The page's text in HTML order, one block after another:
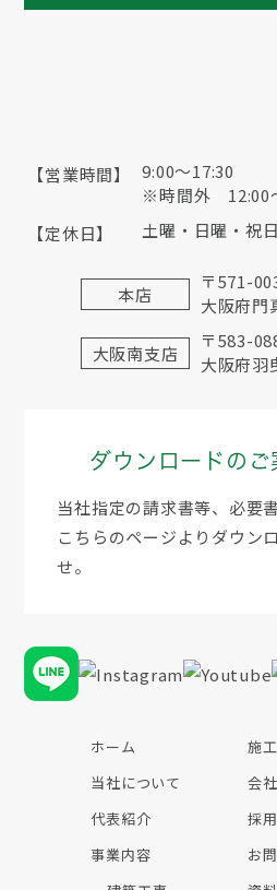
【営業時間】
9:00〜17:30
※時間外 12:00
【定休日】
土曜・日曜・祝
本店
〒571-
大阪府門
大阪南支店
〒583-
大阪府羽
ダウンロードのご
当社指定の請求書等、必要
こちらのページよりダウン
せ。
ホーム
当社について
代表紹介
事業内容
施
会
採
お